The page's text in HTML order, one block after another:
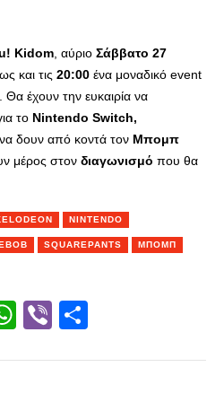
Kidom , αύριο Σάββατο 27
και τις 20:00 ένα μοναδικό event
Θα έχουν την ευκαιρία να
το Nintendo Switch,
, να δουν από κοντά τον Μπομπ
μέρος στον διαγωνισμό που θα
NINTENDO
SQUAREPANTS ΜΠΌΜΠ
WhatsApp
Viber